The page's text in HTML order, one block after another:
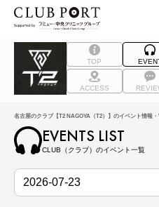
TOP
ACCESS
名古屋のクラブ【T2 NAGOYA（T2）】のイベント情報・
EVENTS LIST
CLUB（クラブ）のイベント一覧